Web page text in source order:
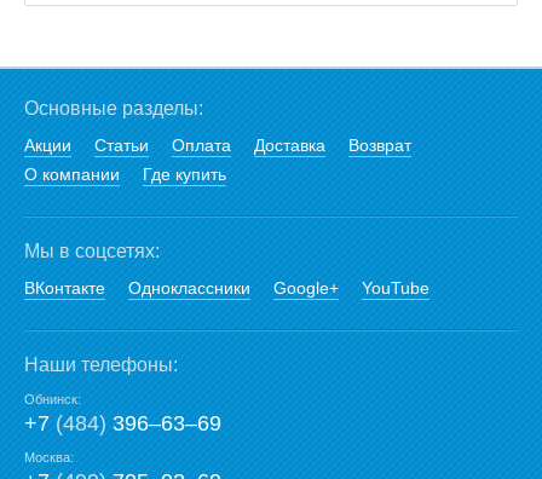
Основные разделы:
Акции Статьи Оплата Доставка
Возврат
О компании
Где купить
Мы в соцсетях:
ВКонтакте Одноклассники Google+ YouTube
Наши телефоны:
Обнинск:
+7(484)396‒63‒69
Москва: